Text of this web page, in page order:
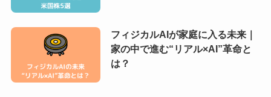
フィジカルAIが家庭に入る未来｜
家の中で進む“リアル×AI”革命と
は？